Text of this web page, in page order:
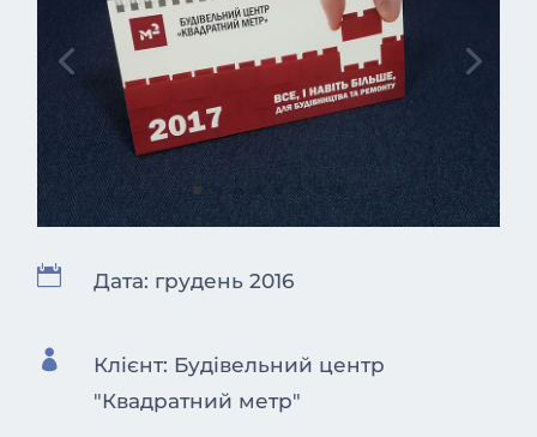
 Дата: грудень 2016

Клієнт: Будівельний центр
"Квадратний метр"